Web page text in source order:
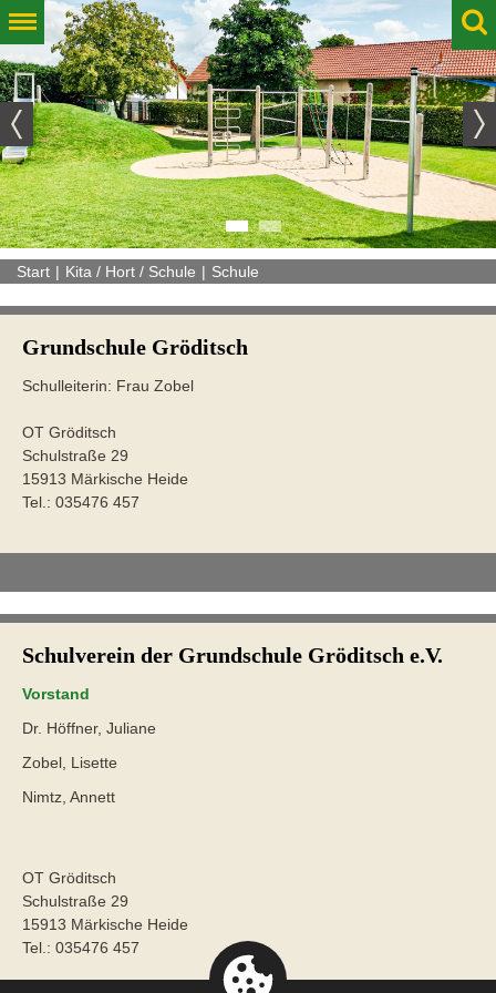
2
Start Kita / Hort / Schule Schule
Grundschule Gröditsch
Schulleiterin: Frau Zobel
OT Gröditsch
Schulstraße 29
15913 Märkische Heide
Tel.: 035476 457
Schulverein der Grundschule Gröditsch e.V.
Vorstand
Dr. Höffner, Juliane
Zobel, Lisette
Nimtz, Annett
OT Gröditsch
Schulstraße 29
15913 Märkische Heide
Tel.: 035476 457